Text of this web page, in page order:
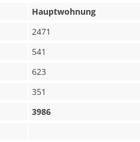
Hauptwohnung
2471
541
623
351
3986